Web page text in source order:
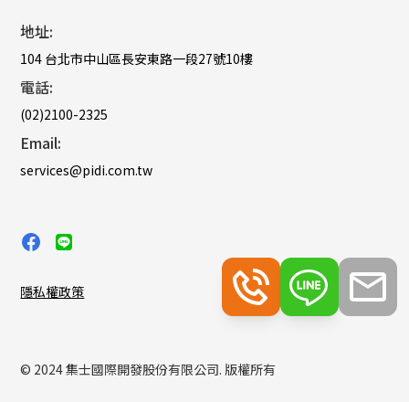
地址:
104 台北市中山區長安東路一段27號10樓
電話:
(02)2100-2325
Email:
services@pidi.com.tw
© 2024 集士國際開發股份有限公司. 版權所有
隱私權政策